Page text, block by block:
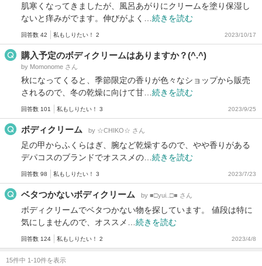
肌寒くなってきましたが、風呂あがりにクリームを塗り保湿し
ないと痒みがでます。伸びがよく… 続きを読む
回答数 42 私もしりたい！ 2 2023/10/17
購入予定のボディクリームはありますか？(^.^)
by Momonome さん
秋になってくると、季節限定の香りが色々なショップから販売
されるので、冬の乾燥に向けて甘… 続きを読む
回答数 101 私もしりたい！ 3 2023/9/25
ボディクリーム by ☆CHIKO☆ さん
足の甲からふくらはぎ、腕など乾燥するので、やや香りがある
デパコスのブランドでオススメの… 続きを読む
回答数 98 私もしりたい！ 3 2023/7/23
ベタつかないボディクリーム by ■□yui..□■ さん
ボディクリームでベタつかない物を探しています。 値段は特に
気にしませんので、オススメ… 続きを読む
回答数 124 私もしりたい！ 2 2023/4/8
15件中 1-10件を表示